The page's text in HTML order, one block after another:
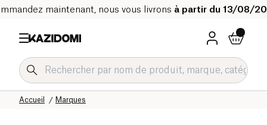
maintenant, nous vous livrons à partir du 13/08/
Marques
Accueil